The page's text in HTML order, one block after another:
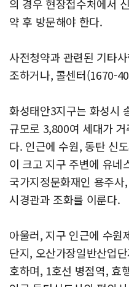
의 경우 현장접수처에서
약 후 방문해야 한다.
사전청약과 관련된 기타
조하거나, 콜센터(1670-
화성태안3지구는 화성시
규모로 3,800여 세대가
다. 인근에 수원, 동탄 신
이 크고 지구 주변에 유네
국가지정문화재인 용주
시경관과 조화를 이룬다.
아울러, 지구 인근에 수원
단지, 오산가장일반산업
호하며, 1호선 병점역, 효